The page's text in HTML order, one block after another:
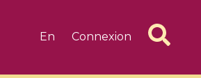
En Connexion